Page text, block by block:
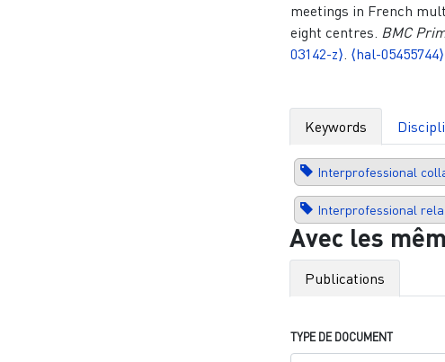
meetings in French
eight centres. BMC
03142-z⟩ ⟨hal-05455744⟩
Keywords
Interprofessional
Interprofessional
Avec les
Publications
TYPE DE DOCUMENT